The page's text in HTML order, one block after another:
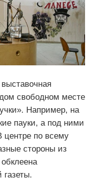
свободном месте
Например, на
пауки, а под ними
по всему
стороны из